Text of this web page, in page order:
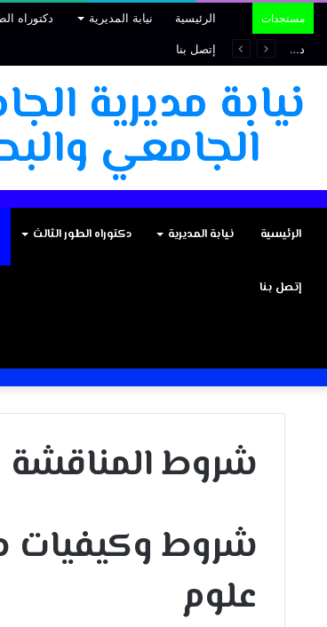
مستجدات
دعوة لتقديم طلبات الترشح لاختيار أفضل أعمال طلبة الدكتوراه
الرئيسية نيابة المديرية دكتوراه
إتصل بنا
نيابة مديرية
الجامعي
الرئيسية نيابة المديرية دكتوراه الطور الثالث
إتصل بنا
شروط المناقشة
شروط وكيفيات
علوم